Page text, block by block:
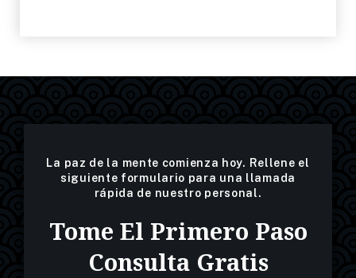
La paz de la mente comienza hoy. Rellene el
siguiente formulario para una llamada
rápida de nuestro personal.
Tome El Primero Paso
Consulta Gratis